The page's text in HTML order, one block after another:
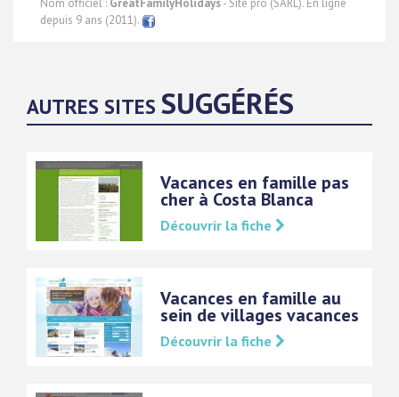
Nom officiel : GreatFamilyHolidays- Site pro (SARL). En ligne
depuis 9 ans (2011).
AUTRES SITES SUGGÉRÉS
Vacances en famille pas
cher à Costa Blanca
Découvrir la fiche
Vacances en famille au
sein de villages vacances
Découvrir la fiche